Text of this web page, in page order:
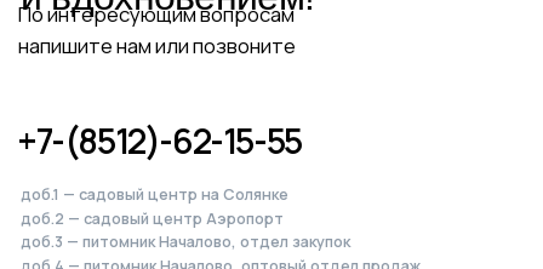
Cадовый центрАэропорт
г. Астрахань, Аэропортовское шоссе, 19
+7-927-070-25-30
пн–вс 9:00—18:00